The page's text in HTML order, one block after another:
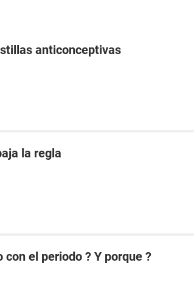
anticonceptivas
la regla
el periodo ? Y porque ?